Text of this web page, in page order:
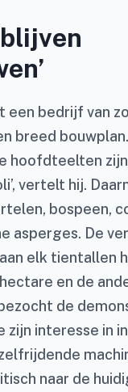
blijven
een bedrijf van
breed
hoofdteelten
vertelt hij.
bospeen,
asperges. De
elk tientallen
en de
bezocht de
zijn interesse in
naar de